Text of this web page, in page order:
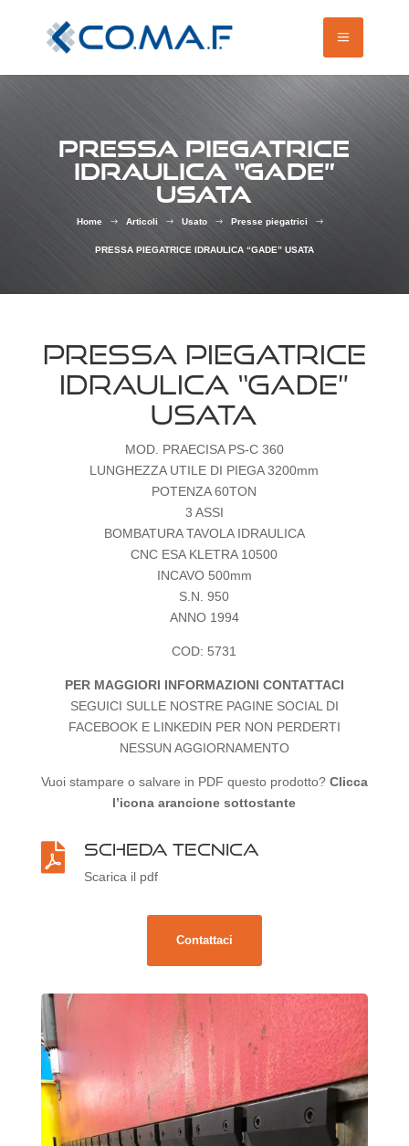
PRESSA PIEGATRICE
IDRAULICA “GADE”
USATA
Home $ Articoli $ Usato $ Presse piegatrici $
PRESSA PIEGATRICE IDRAULICA “GADE” USATA
PRESSA PIEGATRICE
IDRAULICA “GADE”
USATA
MOD. PRAECISA PS-C 360
LUNGHEZZA UTILE DI PIEGA 3200mm
POTENZA 60TON
3 ASSI
BOMBATURA TAVOLA IDRAULICA
CNC ESA KLETRA 10500
INCAVO 500mm
S.N. 950
ANNO 1994
COD: 5731
PER MAGGIORI INFORMAZIONI CONTATTACI
SEGUICI SULLE NOSTRE PAGINE SOCIAL DI
FACEBOOK E LINKEDIN PER NON PERDERTI
NESSUN AGGIORNAMENTO
Vuoi stampare o salvare in PDF questo prodotto? Clicca
l’icona arancione sottostante
 Scheda tecnica
Scarica il pdf
Contattaci